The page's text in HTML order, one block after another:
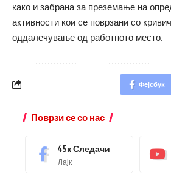
како и забрана за преземање на
активности кои се поврзани со
оддалечување од работното место.
Фејсбук
Поврзи се со нас
45кСледачи
Лајк